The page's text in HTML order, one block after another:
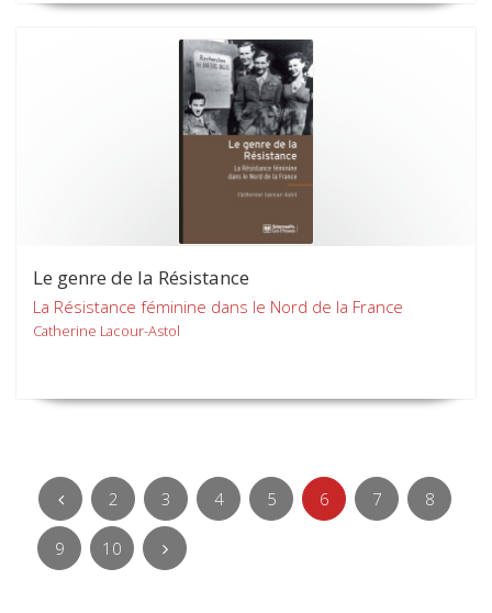
Le genre de la Résistance
La Résistance féminine dans le Nord de la France
Catherine Lacour-Astol
2 3 4 5 6 7 8
9 10